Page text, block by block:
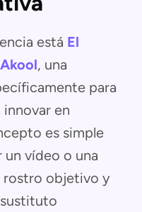
está El
, una
para
en
es simple
vídeo o una
rostro objetivo y